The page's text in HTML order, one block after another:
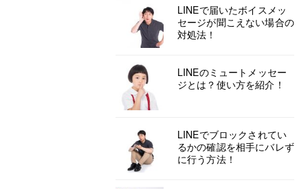
LINEで届いたボイスメッ
セージが聞こえない場合の
対処法！
LINEのミュートメッセー
ジとは？使い方を紹介！
LINEでブロックされてい
るかの確認を相手にバレず
に行う方法！